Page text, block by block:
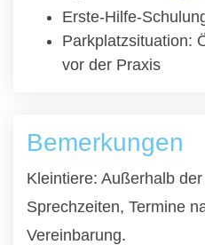
Erste-Hilfe-
Parkplatzsituation:
vor der Praxis
Bemerkungen
Kleintiere: Außerhalb
Sprechzeiten, Termine
Vereinbarung.